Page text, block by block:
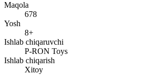
Maqola
678
Yosh
8+
Ishlab chiqaruvchi
P-RON Toys
Ishlab chiqarish
Xitoy